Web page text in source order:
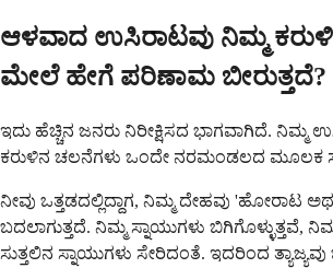
ಆಳವಾದ ಉಸಿರಾಟವು ನಿಮ್ಮ
ಮೇಲೆ ಹೇಗೆ ಪರಿಣಾಮ ಬೀರುತ್ತದೆ?
ಇದು ಹೆಚ್ಚಿನ ಜನರು ನಿರೀಕ್ಷಿಸದ ಭಾಗವಾಗಿದೆ. ನಿಮ್ಮ
ಕರುಳಿನ ಚಲನೆಗಳು ಒಂದೇ ನರಮಂಡಲದ ಮೂಲಕ
ನೀವು ಒತ್ತಡದಲ್ಲಿದ್ದಾಗ, ನಿಮ್ಮ ದೇಹವು 'ಹೋರಾಟ
ಬದಲಾಗುತ್ತದೆ. ನಿಮ್ಮ ಸ್ನಾಯುಗಳು ಬಿಗಿಗೊಳ್ಳುತ್ತವೆ,
ಸುತ್ತಲಿನ ಸ್ನಾಯುಗಳು ಸೇರಿದಂತೆ. ಇದರಿಂದ